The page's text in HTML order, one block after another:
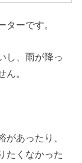
ーです。
し、雨が降っ
。
あったり、
たくなかった